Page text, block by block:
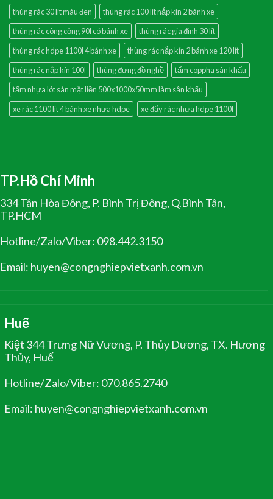
thùng rác 30 lít màu đen
thùng rác 100 lít nắp kín 2 bánh xe
thùng rác công cộng 90l có bánh xe
thùng rác gia đình 30 lít
thùng rác hdpe 1100l 4 bánh xe
thùng rác nắp kín 2 bánh xe 120 lít
thùng rác nắp kín 100l
thùng đựng đồ nghề
tấm coppha sân khấu
tấm nhựa lót sàn mặt liền 500x1000x50mm làm sân khấu
xe rác 1100 lít 4 bánh xe nhựa hdpe
xe đẩy rác nhựa hdpe 1100l
TP.Hồ Chí Minh
334 Tân Hòa Đông, P. Bình Trị Đông, Q.Bình Tân,
TP.HCM
Hotline/Zalo/Viber: 098.442.3150
Email: huyen@congnghiepvietxanh.com.vn
Huế
Kiệt 344 Trưng Nữ Vương, P. Thủy Dương, TX. Hương
Thủy, Huế
Hotline/Zalo/Viber: 070.865.2740
Email: huyen@congnghiepvietxanh.com.vn